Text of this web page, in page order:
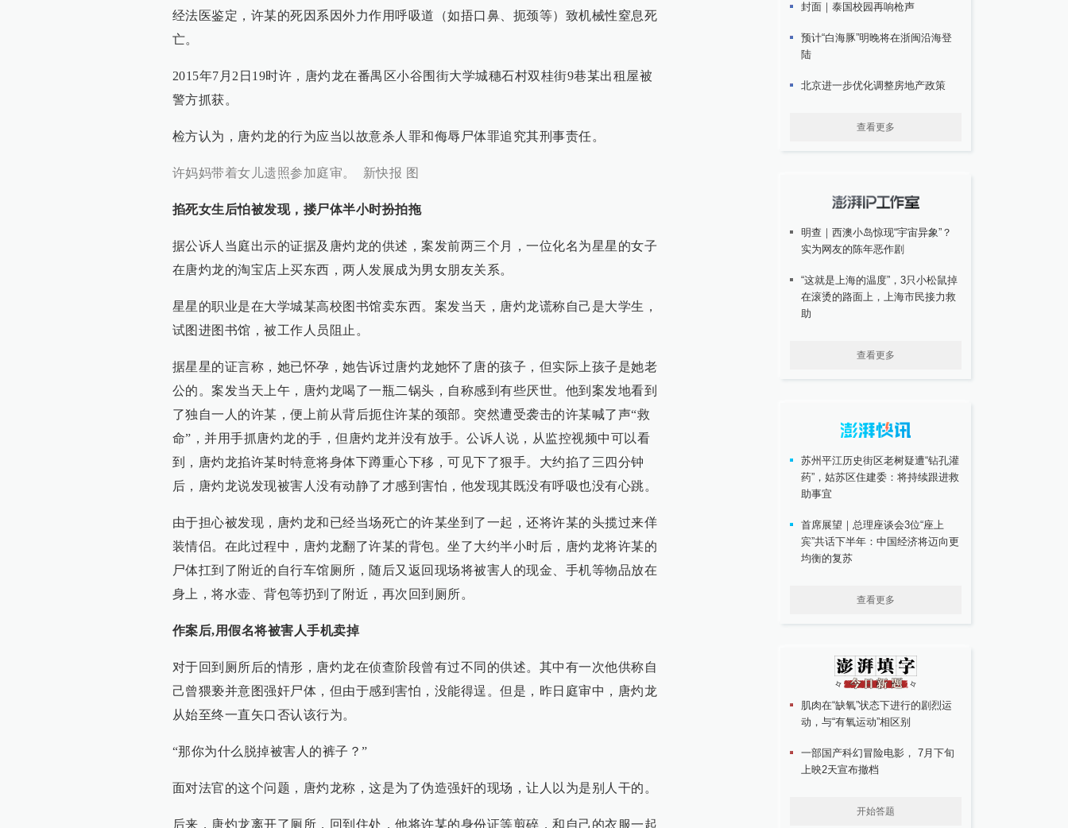
经法医鉴定，许某的死因系因外力作用呼吸道（如捂口鼻、扼颈等）致机械性窒息死
亡。
2015年7月2日19时许，唐灼龙在番禺区小谷围街大学城穗石村双桂街9巷某出租屋被
警方抓获。
检方认为，唐灼龙的行为应当以故意杀人罪和侮辱尸体罪追究其刑事责任。
许妈妈带着女儿遗照参加庭审。 新快报 图
掐死女生后怕被发现，搂尸体半小时扮拍拖
据公诉人当庭出示的证据及唐灼龙的供述，案发前两三个月，一位化名为星星的女子
在唐灼龙的淘宝店上买东西，两人发展成为男女朋友关系。
星星的职业是在大学城某高校图书馆卖东西。案发当天，唐灼龙谎称自己是大学生，
试图进图书馆，被工作人员阻止。
据星星的证言称，她已怀孕，她告诉过唐灼龙她怀了唐的孩子，但实际上孩子是她老
公的。案发当天上午，唐灼龙喝了一瓶二锅头，自称感到有些厌世。他到案发地看到
了独自一人的许某，便上前从背后扼住许某的颈部。突然遭受袭击的许某喊了声“救
命”，并用手抓唐灼龙的手，但唐灼龙并没有放手。公诉人说，从监控视频中可以看
到，唐灼龙掐许某时特意将身体下蹲重心下移，可见下了狠手。大约掐了三四分钟
后，唐灼龙说发现被害人没有动静了才感到害怕，他发现其既没有呼吸也没有心跳。
由于担心被发现，唐灼龙和已经当场死亡的许某坐到了一起，还将许某的头揽过来佯
装情侣。在此过程中，唐灼龙翻了许某的背包。坐了大约半小时后，唐灼龙将许某的
尸体扛到了附近的自行车馆厕所，随后又返回现场将被害人的现金、手机等物品放在
身上，将水壶、背包等扔到了附近，再次回到厕所。
作案后,用假名将被害人手机卖掉
对于回到厕所后的情形，唐灼龙在侦查阶段曾有过不同的供述。其中有一次他供称自
己曾猥亵并意图强奸尸体，但由于感到害怕，没能得逞。但是，昨日庭审中，唐灼龙
从始至终一直矢口否认该行为。
“那你为什么脱掉被害人的裤子？”
面对法官的这个问题，唐灼龙称，这是为了伪造强奸的现场，让人以为是别人干的。
后来，唐灼龙离开了厕所，回到住处，他将许某的身份证等剪碎，和自己的衣服一起
封面｜泰国校园再响枪声
预计“白海豚”明晚将在浙闽沿海登
陆
北京进一步优化调整房地产政策
查看更多
明查｜西澳小岛惊现“宇宙异象”？
实为网友的陈年恶作剧
“这就是上海的温度”，3只小松鼠掉
在滚烫的路面上，上海市民接力救
助
查看更多
苏州平江历史街区老树疑遭“钻孔灌
药”，姑苏区住建委：将持续跟进救
助事宜
首席展望｜总理座谈会3位“座上
宾”共话下半年：中国经济将迈向更
均衡的复苏
查看更多
肌肉在“缺氧”状态下进行的剧烈运
动，与“有氧运动”相区别
一部国产科幻冒险电影， 7月下旬
上映2天宣布撤档
开始答题